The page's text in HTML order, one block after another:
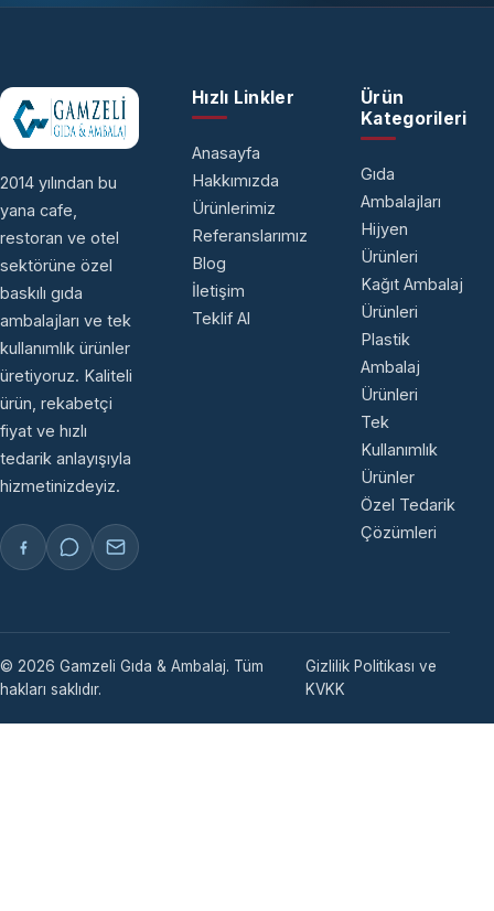
2014 yılından bu
yana cafe,
restoran ve otel
sektörüne özel
baskılı gıda
ambalajları ve tek
kullanımlık ürünler
üretiyoruz. Kaliteli
ürün, rekabetçi
fiyat ve hızlı
tedarik anlayışıyla
hizmetinizdeyiz.
Hızlı Linkler
Anasayfa
Hakkımızda
Ürünlerimiz
Referanslarımız
Blog
İletişim
Teklif Al
Ürün
Kategorileri
Gıda
Ambalajları
Hijyen
Ürünleri
Kağıt Ambalaj
Ürünleri
Plastik
Ambalaj
Ürünleri
Tek
Kullanımlık
Ürünler
Özel Tedarik
Çözümleri
© 2026 Gamzeli Gıda & Ambalaj. Tüm
hakları saklıdır.
Gizlilik Politikası ve
KVKK